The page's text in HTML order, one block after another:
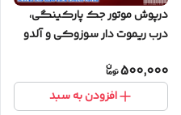
درپوش موتور جک پارکینگی،
درب ریموت دار سوزوکی و آلدو
500,000
افزودن به سبد